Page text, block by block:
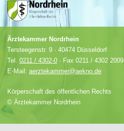
Ärztekammer Nordrhein
Tersteegenstr. 9 · 40474 Düsseldorf
Tel. 0211 / 4302-0 · Fax 0211 / 4302 2009
E-Mail: aerztekammer@aekno.de
Körperschaft des öffentlichen Rechts
© Ärztekammer Nordrhein